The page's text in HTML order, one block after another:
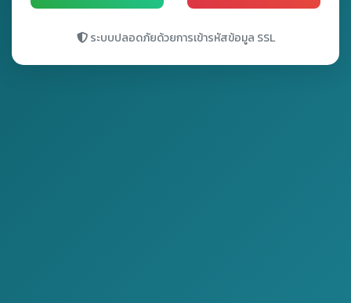
ระบบปลอดภัยด้วยการเข้ารหัสข้อมูล SSL